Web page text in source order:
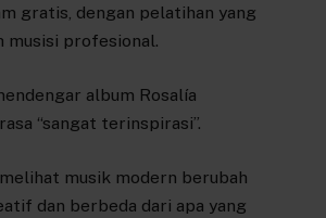
gratis, dengan pelatihan yang
musisi profesional.
album Rosalía
“sangat terinspirasi”.
musik modern berubah
dan berbeda dari apa yang